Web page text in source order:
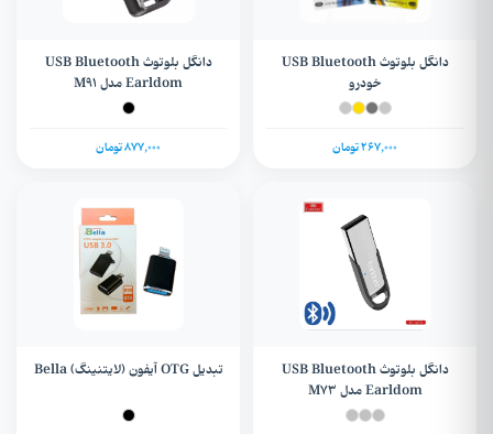
دانگل بلوتوث USB Bluetooth
خودرو
267,000 تومان
دانگل بلوتوث USB Bluetooth
Earldom مدل M91
877,000 تومان
دانگل بلوتوث USB Bluetooth
Earldom مدل M73
تبدیل OTG آیفون (لایتنینگ) Bella